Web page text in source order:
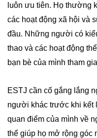
luôn ưu tiên. Họ thường
các hoạt động xã hội và
đầu. Những người có
thao và các hoạt động
bạn bè của mình tham
ESTJ cần cố gắng lắng
người khác trước khi kết
quan điểm của mình về
thể giúp họ mở rộng góc